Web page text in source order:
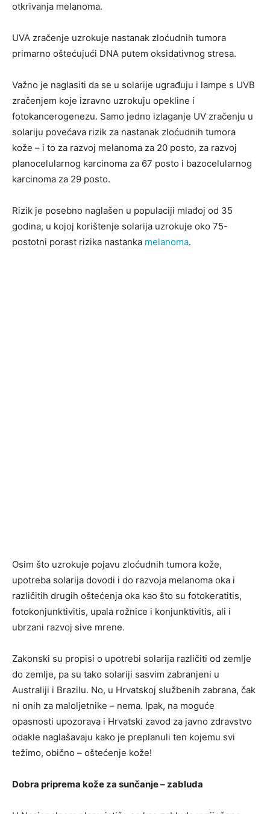
otkrivanja melanoma.
UVA zračenje uzrokuje nastanak zloćudnih tumora
primarno oštećujući DNA putem oksidativnog stresa.
Važno je naglasiti da se u solarije ugrađuju i lampe s UVB
zračenjem koje izravno uzrokuju opekline i
fotokancerogenezu. Samo jedno izlaganje UV zračenju u
solariju povećava rizik za nastanak zloćudnih tumora
kože – i to za razvoj melanoma za 20 posto, za razvoj
planocelularnog karcinoma za 67 posto i bazocelularnog
karcinoma za 29 posto.
Rizik je posebno naglašen u populaciji mlađoj od 35
godina, u kojoj korištenje solarija uzrokuje oko 75-
postotni porast rizika nastanka melanoma.
Osim što uzrokuje pojavu zloćudnih tumora kože,
upotreba solarija dovodi i do razvoja melanoma oka i
različitih drugih oštećenja oka kao što su fotokeratitis,
fotokonjunktivitis, upala rožnice i konjunktivitis, ali i
ubrzani razvoj sive mrene.
Zakonski su propisi o upotrebi solarija različiti od zemlje
do zemlje, pa su tako solariji sasvim zabranjeni u
Australiji i Brazilu. No, u Hrvatskoj službenih zabrana, čak
ni onih za maloljetnike – nema. Ipak, na moguće
opasnosti upozorava i Hrvatski zavod za javno zdravstvo
odakle naglašavaju kako je preplanuli ten kojemu svi
težimo, obično – oštećenje kože!
Dobra priprema kože za sunčanje – zabluda